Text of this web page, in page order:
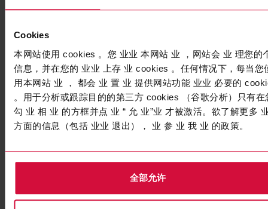
Cookies
本网站使用 cookies 。您 业业 本网站 业 ，网站会 业 理您的
信息，并在您的 业业 上存 业 cookies 。任何情况下，每当您
用本网站 业 ， 都会 业 置 业 提供网站功能 业业 必要的
。用于分析或跟踪目的的第三方 cookies （谷歌分析）只有在
勾 业 相 业 的方框并点 业 “ 允 业”业 才被激活。欲了解更多
方面的信息（包括 业业 退出）， 业 参 业 我 业 的政策。
全部允许
Coroplast 352 SE
塑化PVC胶带